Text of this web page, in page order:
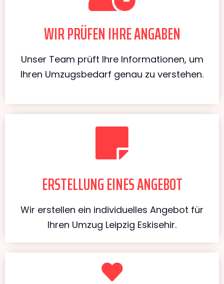
WIR PRÜFEN IHRE ANGABEN
Unser Team prüft Ihre Informationen, um
Ihren Umzugsbedarf genau zu verstehen.
ERSTELLUNG EINES ANGEBOT
Wir erstellen ein individuelles Angebot für
Ihren Umzug Leipzig Eskisehir.